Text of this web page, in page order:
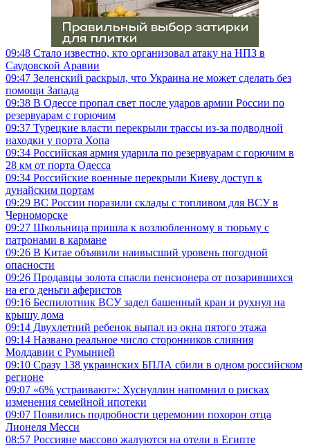
09:48 Стало известно, кто организовал атаку на НПЗ в
Саудовской Аравии
09:47 Зеленский раскрыл, что Украина не может сделать без
помощи Запада
09:38 В Одессе пропал свет после ударов армии России по
резервуарам с горючим
09:37 Турецкие власти перекрыли трассы из-за подводной
находки у порта Хопа
09:34 Российская армия ударила по резервуарам с горючим в
28 км от порта Одесса
09:34 Российские военные перекрыли Киеву доступ к
дунайским портам
09:29 ВС России поразили склады с топливом для ВСУ в
Черноморске
09:27 Школьница пришла к возлюбленному в тюрьму с
патронами в кармане
09:26 В Китае объявили наивысший уровень погодной
опасности
09:26 Продавцы золота спасли пенсионера от позарившихся
на его деньги аферистов
09:16 Беспилотник ВСУ задел башенный кран и рухнул на
крышу дома
09:14 Двухлетний ребенок выпал из окна пятого этажа
09:14 Названо реальное число сторонников слияния
Молдавии с Румынией
09:10 Сразу 138 украинских БПЛА сбили в одном российском
регионе
09:07 «6% устраивают»: Хуснуллин напомнил о рисках
изменения семейной ипотеки
09:07 Появились подробности церемонии похорон отца
Лионеля Месси
08:57 Россияне массово жалуются на отели в Египте